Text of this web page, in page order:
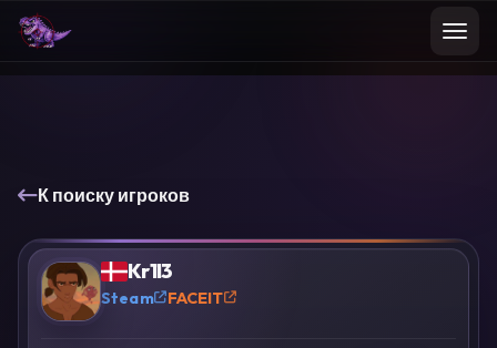
К поиску игроков
? Kr1l3
Steam FACEIT